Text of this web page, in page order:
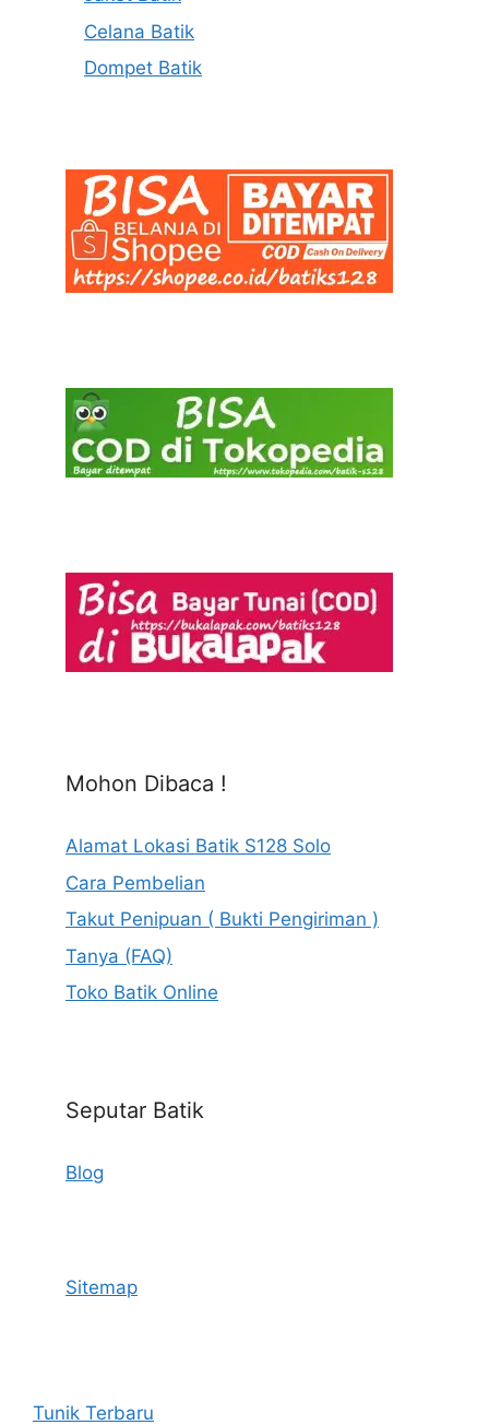
Celana Batik
Dompet Batik
Mohon Dibaca !
Alamat Lokasi Batik S128 Solo
Cara Pembelian
Takut Penipuan ( Bukti Pengiriman )
Tanya (FAQ)
Toko Batik Online
Seputar Batik
Blog
Sitemap
Tunik Terbaru